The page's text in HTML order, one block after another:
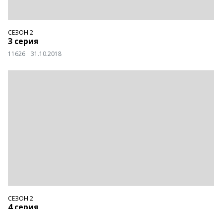
СЕЗОН 2
3 серия
11626 31.10.2018
СЕЗОН 2